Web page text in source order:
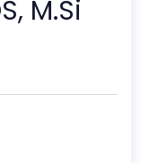
M.Si